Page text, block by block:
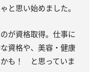
と思い始めました。
が資格取得。仕事に
資格や、美容・健康
も！ と思っていま